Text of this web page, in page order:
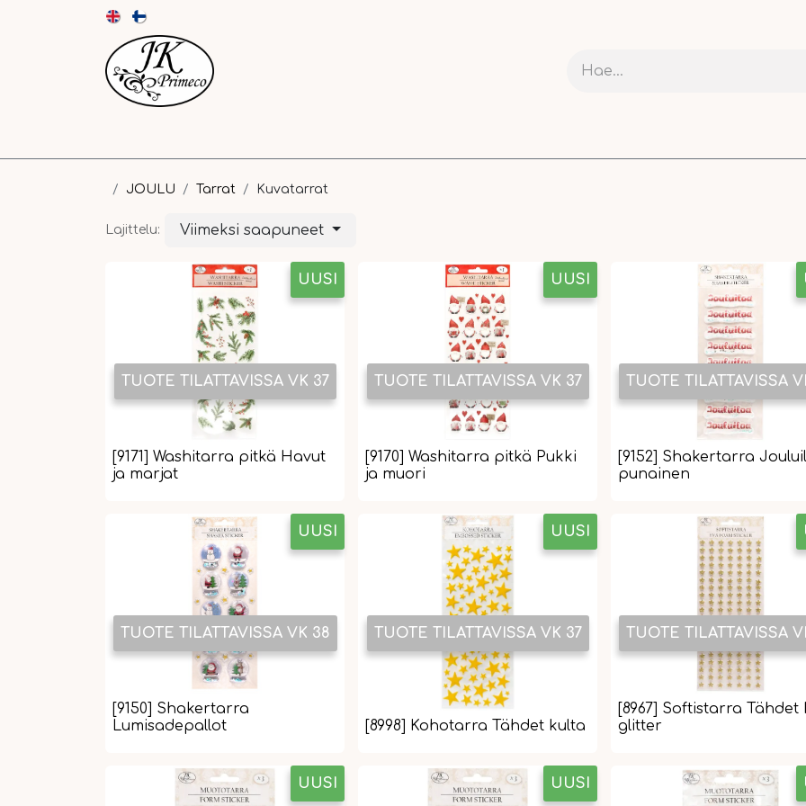
JOULU Tarrat Kuvatarrat
Lajittelu: Viimeksi saapuneet
UUSI
TUOTE TILATTAVISSA VK 37
[9171] Washitarra pitkä Havut
ja marjat
UUSI
TUOTE TILATTAVISSA VK 37
[9170] Washitarra pitkä Pukki
ja muori
TUOTE TILATTAVISSA
[9152] Shakertarra
punainen
UUSI
TUOTE TILATTAVISSA VK 38
[9150] Shakertarra
Lumisadepallot
UUSI
TUOTE TILATTAVISSA VK 37
[8998] Kohotarra Tähdet kulta
TUOTE TILATTAVISSA
[8967] Softistarra Tähdet
glitter
UUSI UUSI